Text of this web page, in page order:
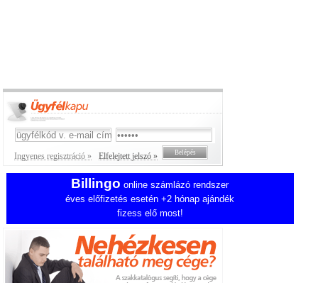
Ingyenes regisztráció » Elfelejtett jelszó »
Billingo online számlázó rendszer
éves előfizetés esetén +2 hónap ajándék
fizess elő most!